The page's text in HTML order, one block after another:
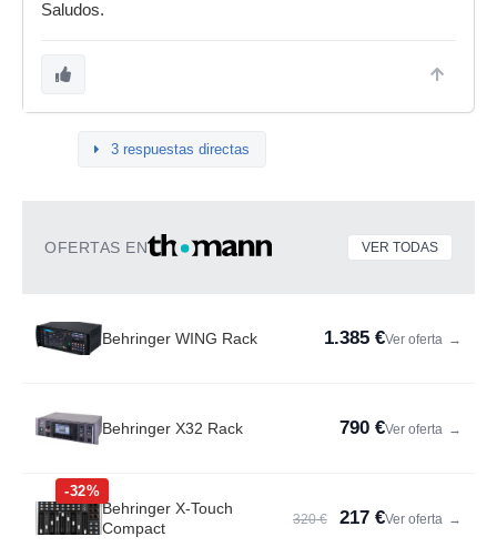
Saludos.
3 respuestas directas
OFERTAS EN VER TODAS
Behringer WING Rack 1.385 €Ver oferta →
Behringer X32 Rack 790 €Ver oferta →
-32%
Behringer X-Touch
Compact
320 € 217 €Ver oferta →